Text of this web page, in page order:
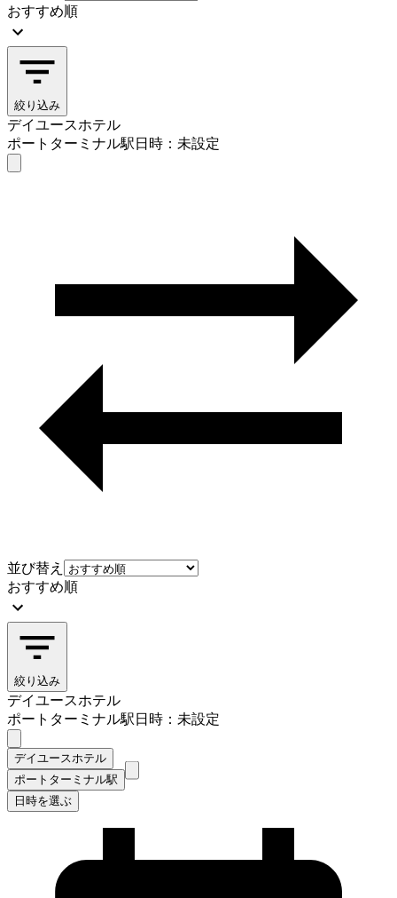
おすすめ順
絞り込み
デイユースホテル
ポートターミナル駅日時：未設定
並び替え
おすすめ順
絞り込み
デイユースホテル
ポートターミナル駅日時：未設定
デイユースホテル
ポートターミナル駅
日時を選ぶ